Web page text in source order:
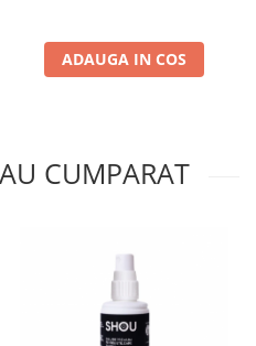
ADAUGA IN COS
CUMPARAT